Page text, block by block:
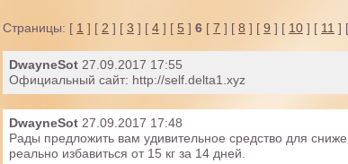
Страницы: [ 1 ] [ 2 ] [ 3 ] [ 4 ] [ 5 ] 6 [ 7 ] [ 8 ] [ 9 ] [ 10 ] [ 11 ] [
DwayneSot 27.09.2017 17:55
Официальный сайт: http://self.delta1.xyz
DwayneSot 27.09.2017 17:48
Рады предложить вам удивительное средство для
реально избавиться от 15 кг за 14 дней.